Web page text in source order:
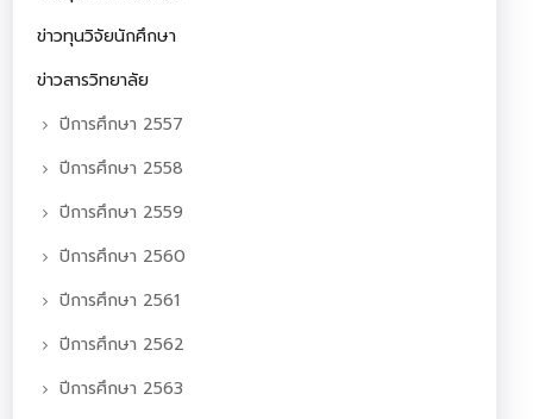
ข่าวทุนวิจัยนักศึกษา
ข่าวสารวิทยาลัย
ปีการศึกษา 2557
ปีการศึกษา 2558
ปีการศึกษา 2559
ปีการศึกษา 2560
ปีการศึกษา 2561
ปีการศึกษา 2562
ปีการศึกษา 2563